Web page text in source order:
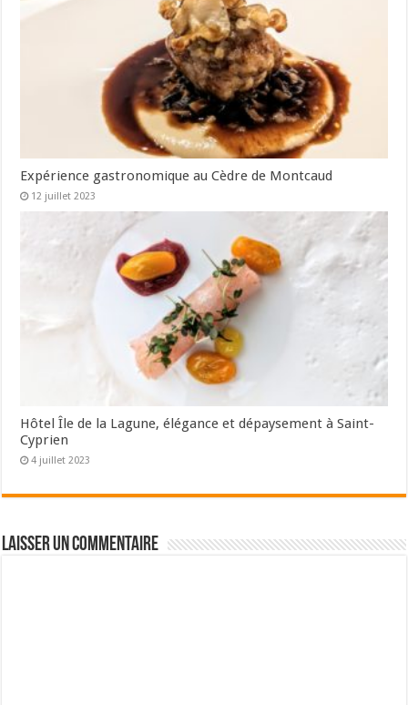
Expérience gastronomique au Cèdre de Montcaud
12 juillet 2023
Hôtel Île de la Lagune, élégance et dépaysement à Saint-
Cyprien
4 juillet 2023
Laisser un commentaire